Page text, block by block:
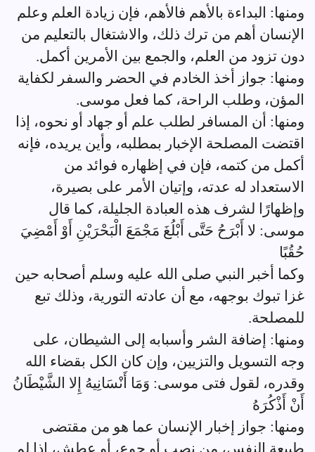
ومنها: البداءة بالأهم فالأهم، فإن زيادة العلم وعلم
الإنسان أهم من ترك ذلك، والاشتغال بالتعليم من
دون تزود من العلم، والجمع بين الأمرين أكمل.
ومنها: جواز أخذ الخادم في الحضر والسفر لكفاية
المؤن، وطلب الراحة، كما فعل موسى.
ومنها: أن المسافر لطلب علم أو جهاد أو نحوه، إذا
اقتضت المصلحة الإخبار بمطلبه، وأين يريده، فإنه
أكمل من كتمه، فإن في إظهاره فوائد من
الاستعداد له عدته، وإتيان الأمر على بصيرة،
وإظهارًا لشرف هذه العبادة الجليلة، كما قال
موسى: لا أَبْرَحُ حَتَّى أَبْلُغَ مَجْمَعَ الْبَحْرَيْنِ أَوْ أَمْضِيَ
حُقُبًا
وكما أخبر النبي صلى الله عليه وسلم أصحابه حين
غزا تبوك بوجهه، مع أن عادته التورية، وذلك تبع
للمصلحة.
ومنها: إضافة الشر وأسبابه إلى الشيطان، على
وجه التسويل والتزيين، وإن كان الكل بقضاء الله
وقدره، لقول فتى موسى: وَمَا أَنْسَانِيهُ إِلا الشَّيْطَانُ
أَنْ أَذْكُرَهُ
ومنها: جواز إخبار الإنسان عما هو من مقتضى